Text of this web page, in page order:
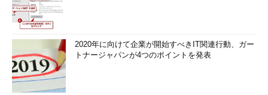
2020年に向けて企業が開始すべきIT関連行動、ガー
トナージャパンが4つのポイントを発表